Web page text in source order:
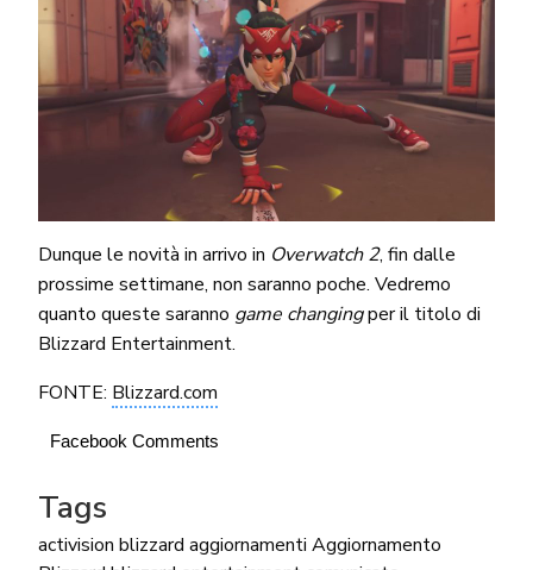
Dunque le novità in arrivo in Overwatch 2, fin dalle
prossime settimane, non saranno poche. Vedremo
quanto queste saranno game changingper il titolo di
Blizzard Entertainment.
FONTE: Blizzard.com
Facebook Comments
Tags
activision blizzard aggiornamenti Aggiornamento